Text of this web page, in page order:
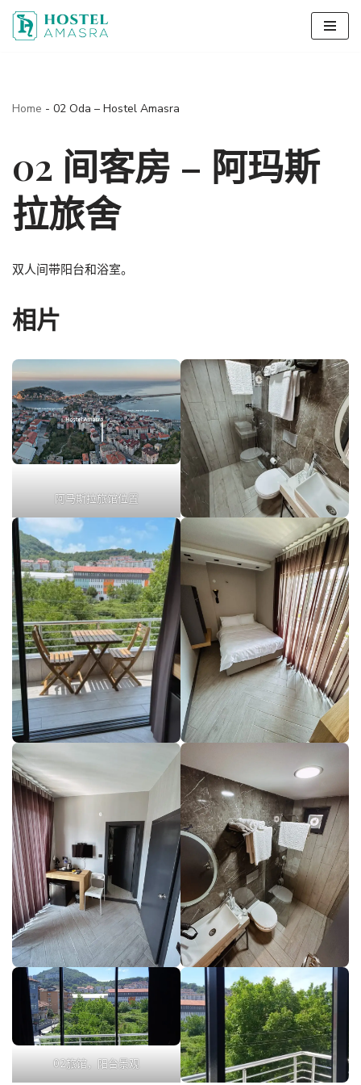
跳
容
Home - 02 Oda – Hostel Amasra
02 间客房 – 阿玛斯
拉旅舍
双人间带阳台和浴室。
相片
阿马斯拉旅馆位置
02旅馆，阳台景观